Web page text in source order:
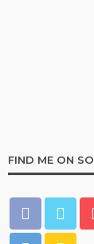
FIND ME ON